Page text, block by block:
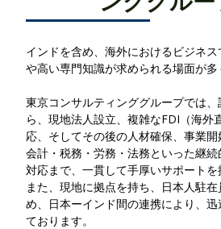
インドを含め、海外におけるビジネ
や高い専門知識が求められる場面が多
東京コンサルティンググループでは
ら、現地法人設立、複雑なFDI（海外
応、そしてその後の人材確保、事業
会計・税務・労務・法務といった継
対応まで、一貫して手厚いサポートを
また、現地に拠点を持ち、日本人駐
め、日本ーインド間の連携により、
ております。